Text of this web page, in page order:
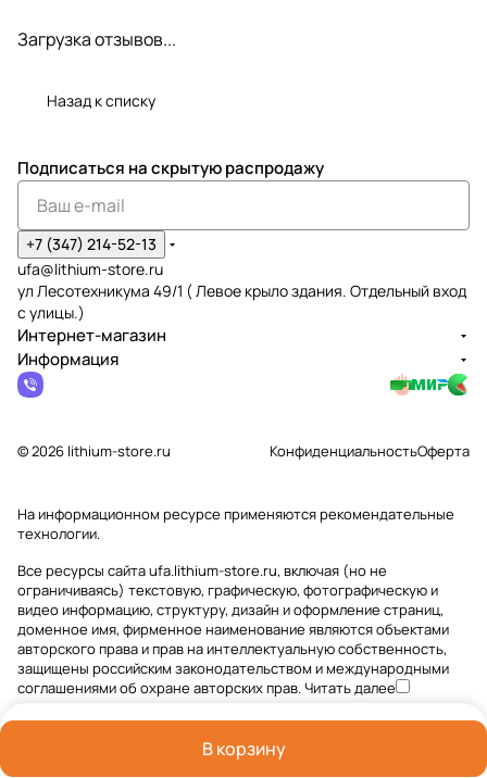
Загрузка отзывов...
Назад к списку
В корзину
Подписаться на скрытую распродажу
+7 (347) 214-52-13
ufa@lithium-store.ru
ул Лесотехникума 49/1 ( Левое крыло здания. Отдельный вход
с улицы.)
Интернет-магазин
Информация
© 2026 lithium-store.ru КонфиденциальностьОферта
На информационном ресурсе применяютсярекомендательные
технологии.
Все ресурсы сайта ufa.lithium-store.ru, включая (но не
ограничиваясь) текстовую, графическую, фотографическую и
видео информацию, структуру, дизайн и оформление страниц,
доменное имя, фирменное наименование являются объектами
авторского права и прав на интеллектуальную собственность,
защищены российским законодательством и международными
соглашениями об охране авторских прав.Читать далее